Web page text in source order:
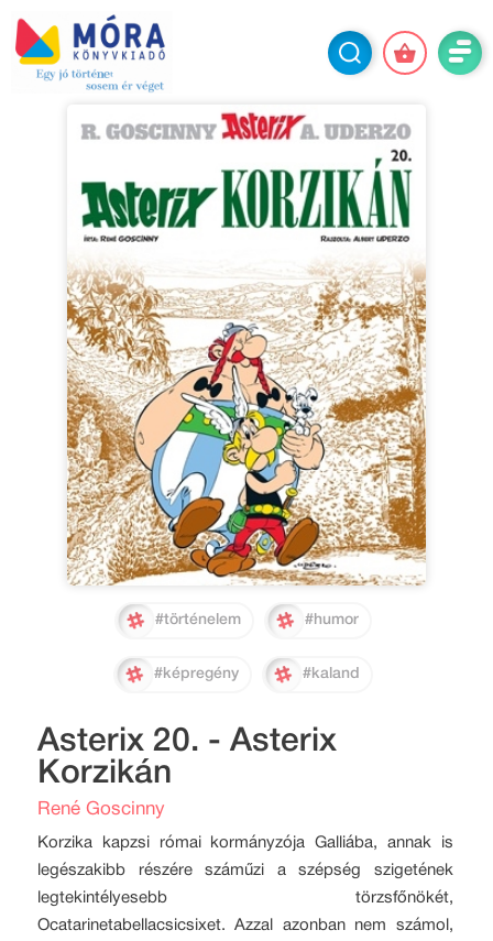
#történelem #humor
#képregény #kaland
Asterix 20. - Asterix
Korzikán
René Goscinny
Korzika kapzsi római kormányzója Galliába, annak is
legészakibb részére száműzi a szépség szigetének
legtekintélyesebb törzsfőnökét,
Ocatarinetabellacsicsixet. Azzal azonban nem számol,